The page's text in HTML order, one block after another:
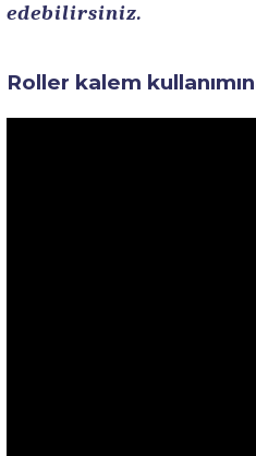
edebilirsiniz.
Roller kalem